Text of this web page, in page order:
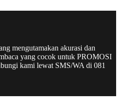
mengutamakan akurasi dan
yang cocok untuk PROMOSI
kami lewat SMS/WA di 081